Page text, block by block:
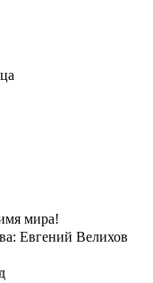
мира!
Евгений Велихов